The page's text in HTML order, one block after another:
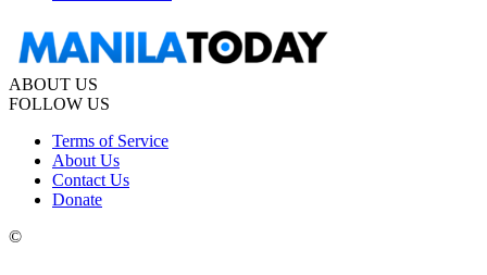
ABOUT US
FOLLOW US
Terms of Service
About Us
Contact Us
Donate
©